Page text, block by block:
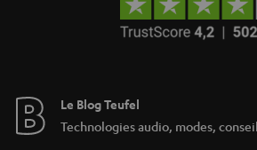
Le Blog Teufel
Technologies audio, modes,